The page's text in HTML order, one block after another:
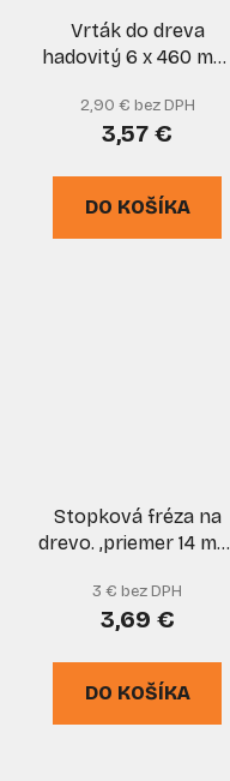
Vrták do dreva
hadovitý 6 x 460 mm,
2,90 € bez DPH
3,57 €
DO KOŠÍKA
Stopková fréza na
drevo. ,priemer 14 mm,
stopka 8 mm, XL-
TOOLS
3 € bez DPH
3,69 €
DO KOŠÍKA